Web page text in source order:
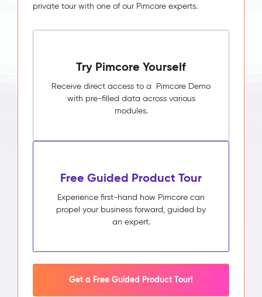
private tour with one of our Pimcore experts.
Try Pimcore Yourself
Receive direct access to a Pimcore Demo
with pre-filled data across various
modules.
Free Guided Product Tour
Experience first-hand how Pimcore can
propel your business forward, guided by
an expert.
Get a Free Guided Product Tour!